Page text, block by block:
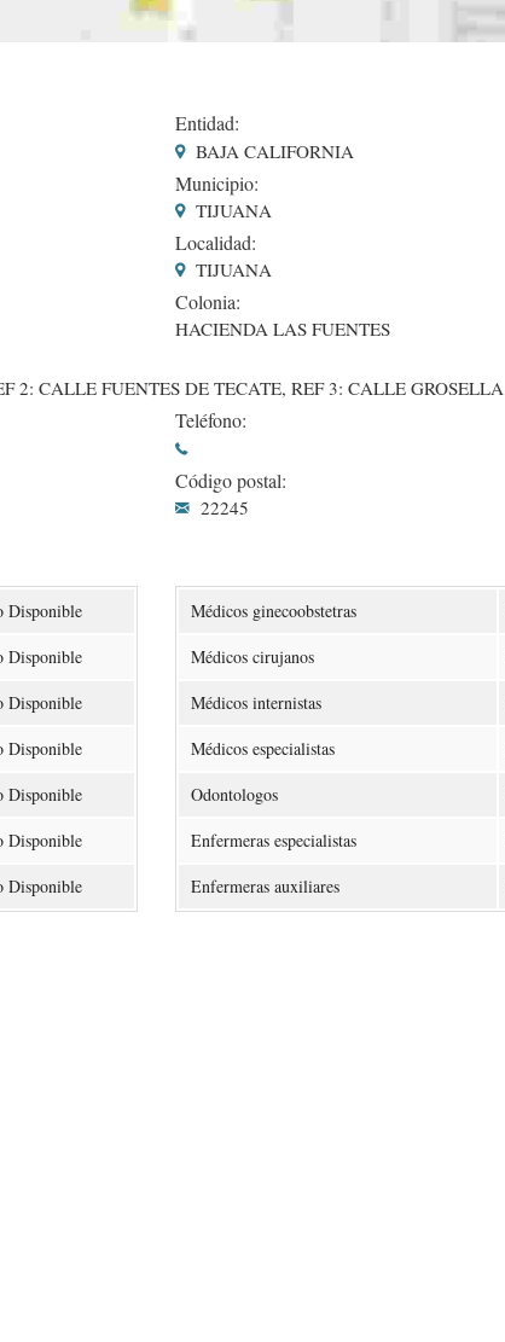
Entidad:
BAJA CALIFORNIA
Municipio:
TIJUANA
Localidad:
TIJUANA
Colonia:
HACIENDA LAS FUENTES
2: CALLE FUENTES DE TECATE, REF 3: CALLE GROSELLA
Teléfono:
Código postal:
22245
Disponible
Disponible
Disponible
Disponible
Disponible
Disponible
Disponible
Médicos ginecoobstetras
Médicos cirujanos
Médicos internistas
Médicos especialistas
Odontologos
Enfermeras especialistas
Enfermeras auxiliares